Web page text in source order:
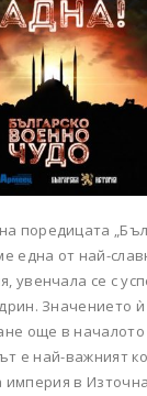
поредицата
една от най-
увенчала се с
Значението
още в началото
е най-важният
в